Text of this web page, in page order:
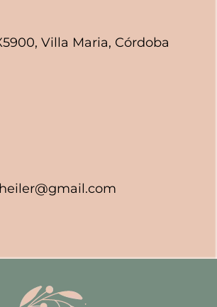
Villa Maria, Córdoba